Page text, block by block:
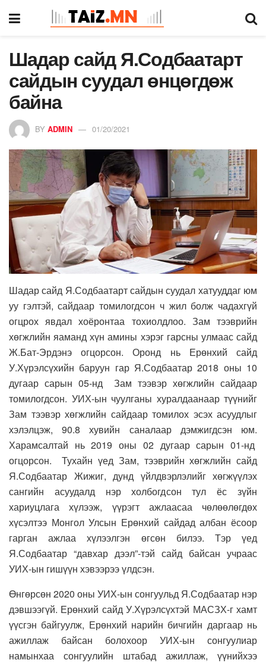
Шадар сайд Я.Содбаатарт
сайдын суудал өнцөгдөж
байна
BY ADMIN 01/20/2021
Шадар сайд Я.Содбаатарт сайдын суудал хатууддаг юм
уу гэлтэй, сайдаар томилогдсон ч жил болж чадахгүй
огцрох явдал хоёронтаа тохиолдлоо. Зам тээврийн
хөгжлийн яаманд хүн амины хэрэг гарсны улмаас сайд
Ж.Бат-Эрдэнэ огцорсон. Оронд нь Ерөнхий сайд
У.Хүрэлсүхийн баруун гар Я.Содбаатар 2018 оны 10
дугаар сарын 05-нд Зам тээвэр хөгжлийн сайдаар
томилогдсон. УИХ-ын чуулганы хуралдаанаар түүнийг
Зам тээвэр хөгжлийн сайдаар томилох эсэх асуудлыг
хэлэлцэж, 90.8 хувийн саналаар дэмжигдсэн юм.
Харамсалтай нь 2019 оны 02 дугаар сарын 01-нд
огцорсон. Тухайн үед Зам, тээврийн хөгжлийн сайд
Я.Содбаатар Жижиг, дунд үйлдвэрлэлийг хөгжүүлэх
сангийн асуудалд нэр холбогдсон тул ёс зүйн
хариуцлага хүлээж, үүрэгт ажлаасаа чөлөөлөгдөх
хүсэлтээ Монгол Улсын Ерөнхий сайдад албан ёсоор
гарган ажлаа хүлээлгэн өгсөн билээ. Тэр үед
Я.Содбаатар “давхар дээл”-тэй сайд байсан учраас
УИХ-ын гишүүн хэвээрээ үлдсэн.
Өнгөрсөн 2020 оны УИХ-ын сонгуульд Я.Содбаатар нэр
дэвшээгүй. Ерөнхий сайд У.Хүрэлсүхтэй МАСЗХ-г хамт
үүсгэн байгуулж, Ерөнхий нарийн бичгийн даргаар нь
ажиллаж байсан болохоор УИХ-ын сонгуулиар
намынхаа сонгуулийн штабад ажиллаж, үүнийхээ